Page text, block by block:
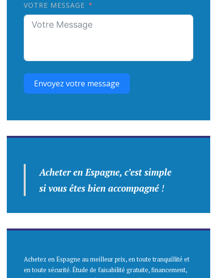
VOTRE MESSAGE
Envoyez votre message
Acheter en Espagne, c’est simple
si vous êtes bien accompagné!
Achetez en Espagne au meilleur prix, en toute tranquillité et
en toute sécurité. Étude de faisabilité gratuite, financement,